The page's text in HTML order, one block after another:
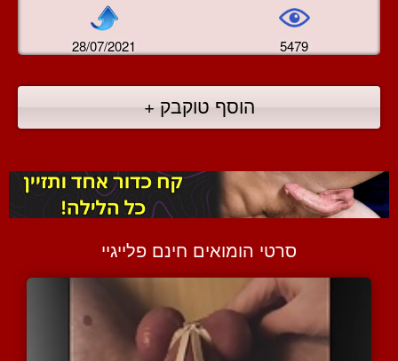
28/07/2021 5479
הוסף טוקבק +
סרטי הומואים חינם פלייגיי